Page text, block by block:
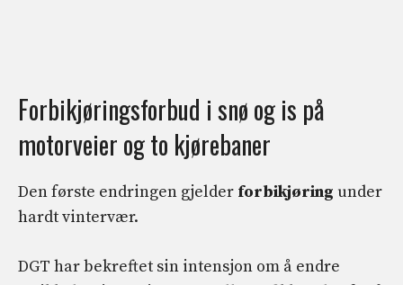
Forbikjøringsforbud i snø og is på
motorveier og to kjørebaner
Den første endringen gjelder forbikjøring under
hardt vintervær.
DGT har bekreftet sin intensjon om å endre